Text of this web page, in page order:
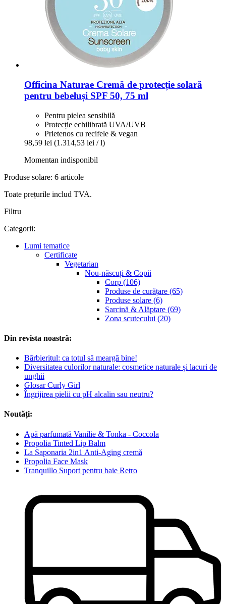
Officina Naturae Cremă de protecție solară
pentru bebeluși SPF 50, 75 ml
Pentru pielea sensibilă
Protecție echilibrată UVA/UVB
Prietenos cu recifele & vegan
98,59 lei (1.314,53 lei / l)
Momentan indisponibil
Produse solare: 6 articole
Toate prețurile includ TVA.
Filtru
Categorii:
Lumi tematice
Certificate
Vegetarian
Nou-născuți & Copii
Corp (106)
Produse de curățare (65)
Produse solare (6)
Sarcină & Alăptare (69)
Zona scutecului (20)
Din revista noastră:
Bărbieritul: ca totul să meargă bine!
Diversitatea culorilor naturale: cosmetice naturale și lacuri de
unghii
Glosar Curly Girl
Îngrijirea pielii cu pH alcalin sau neutru?
Noutăți:
Apă parfumată Vanilie & Tonka - Coccola
Propolia Tinted Lip Balm
La Saponaria 2in1 Anti-Aging cremă
Propolia Face Mask
Tranquillo Suport pentru baie Retro